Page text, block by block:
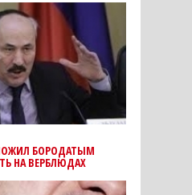
БОРОДАТЫМ
НА ВЕРБЛЮДАХ